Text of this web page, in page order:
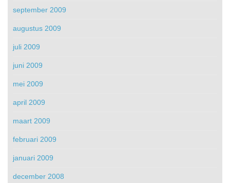
september 2009
augustus 2009
juli 2009
juni 2009
mei 2009
april 2009
maart 2009
februari 2009
januari 2009
december 2008